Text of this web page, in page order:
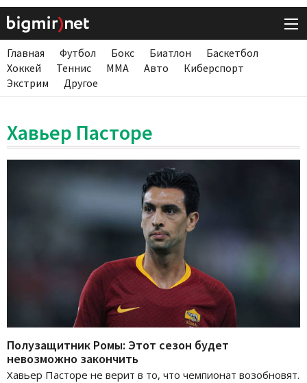
Главная Футбол Бокс Биатлон
Баскетбол
Хоккей
Теннис ММА Авто
Киберспорт
Экстрим
Другое
Хавьер Пасторе
Полузащитник Ромы: Этот сезон будет
невозможно закончить
Хавьер Пасторе не верит в то, что чемпионат возобновят.